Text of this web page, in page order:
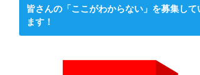
皆さんの「ここがわからない」を募集して
ます！